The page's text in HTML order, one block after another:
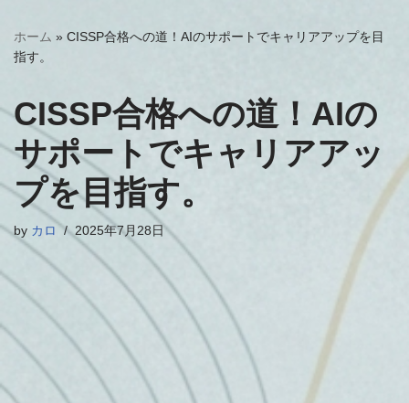
ッ
プ
ホーム » CISSP合格への道！AIのサポートでキャリアアップを目
指す。
CISSP合格への道！AIの
サポートでキャリアアッ
プを目指す。
by カロ 2025年7月28日